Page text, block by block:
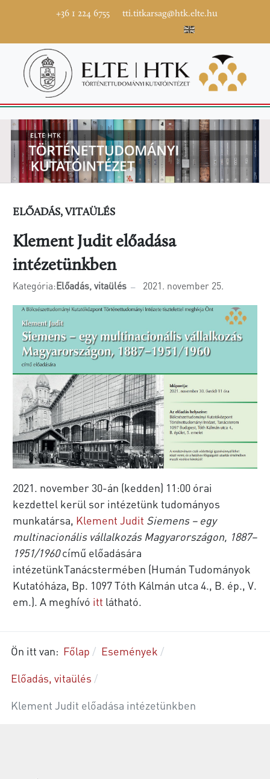
+36 1 224 6755 tti.titkarsag@htk.elte.hu
ELŐADÁS, VITAÜLÉS
Klement Judit előadása
intézetünkben
Kategória:Előadás, vitaülés 2021. november 25.
2021. november 30-án (kedden) 11:00 órai
kezdettel kerül sor intézetünk tudományos
munkatársa, Klement Judit Siemens – egy
multinacionális vállalkozás Magyarországon, 1887–
1951/1960című előadására
intézetünkTanácstermében (Humán Tudományok
Kutatóháza, Bp. 1097 Tóth Kálmán utca 4., B. ép., V.
em.). A meghívó itt látható.
Ön itt van: Főlap
Események
Előadás, vitaülés
Klement Judit előadása intézetünkben